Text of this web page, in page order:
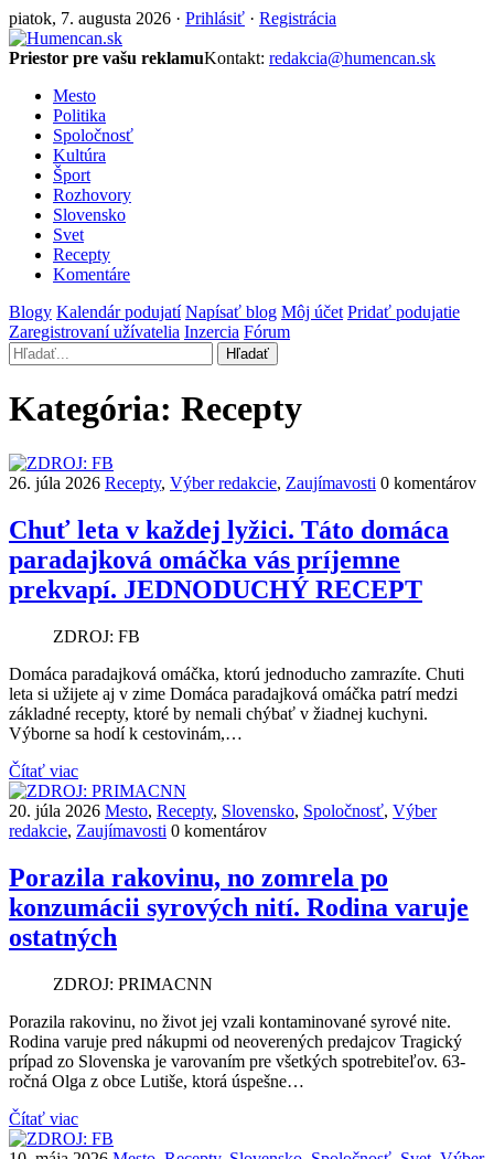
piatok, 7. augusta 2026 · Prihlásiť · Registrácia
Priestor pre vašu reklamuKontakt: redakcia@humencan.sk
Mesto
Politika
Spoločnosť
Kultúra
Šport
Rozhovory
Slovensko
Svet
Recepty
Komentáre
Blogy Kalendár podujatí Napísať blog Môj účet Pridať podujatie
Zaregistrovaní užívatelia Inzercia Fórum
Hľadať
Kategória: Recepty
26. júla 2026 Recepty, Výber redakcie, Zaujímavosti 0 komentárov
Chuť leta v každej lyžici. Táto domáca
paradajková omáčka vás príjemne
prekvapí. JEDNODUCHÝ RECEPT
ZDROJ: FB
Domáca paradajková omáčka, ktorú jednoducho zamrazíte. Chuti
leta si užijete aj v zime Domáca paradajková omáčka patrí medzi
základné recepty, ktoré by nemali chýbať v žiadnej kuchyni.
Výborne sa hodí k cestovinám,…
Čítať viac
20. júla 2026 Mesto, Recepty, Slovensko, Spoločnosť, Výber
redakcie, Zaujímavosti 0 komentárov
Porazila rakovinu, no zomrela po
konzumácii syrových nití. Rodina varuje
ostatných
ZDROJ: PRIMACNN
Porazila rakovinu, no život jej vzali kontaminované syrové nite.
Rodina varuje pred nákupmi od neoverených predajcov Tragický
prípad zo Slovenska je varovaním pre všetkých spotrebiteľov. 63-
ročná Olga z obce Lutiše, ktorá úspešne…
Čítať viac